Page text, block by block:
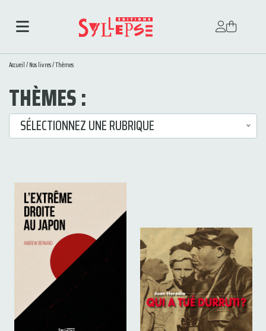
Accueil/Nos livres/Thèmes
THÈMES :
SÉLECTIONNEZ UNE RUBRIQUE